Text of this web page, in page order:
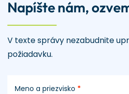
Napíšte nám,
V texte správy nezabudnite
požiadavku.
Meno a priezvisko *